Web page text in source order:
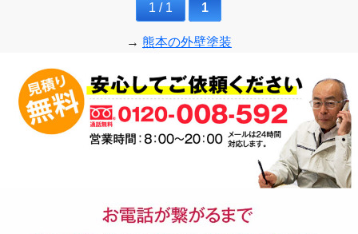
1 / 1 1
→ 熊本の外壁塗装